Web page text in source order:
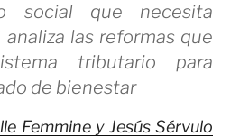
social que necesita
analiza las reformas que
tributario para
de bienestar
Femmine y Jesús Sérvulo